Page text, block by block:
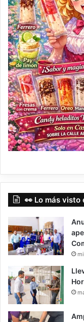
👀 Lo más visto